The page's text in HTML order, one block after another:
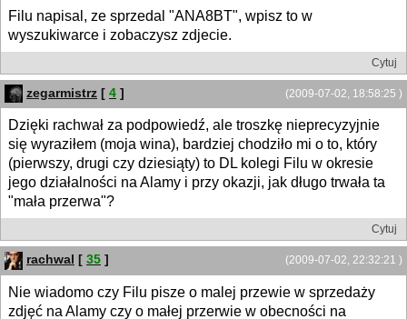
Filu napisal, ze sprzedal "ANA8BT", wpisz to w
wyszukiwarce i zobaczysz zdjecie.
Cytuj
(2009-07-02, 18:58:25 )
zegarmistrz [ 4 ]
Dzięki rachwał za podpowiedź, ale troszkę nieprecyzyjnie
się wyraziłem (moja wina), bardziej chodziło mi o to, który
(pierwszy, drugi czy dziesiąty) to DL kolegi Filu w okresie
jego działalności na Alamy i przy okazji, jak długo trwała ta
"mała przerwa"?
Cytuj
(2009-07-02, 22:32:21 )
rachwal [ 35 ]
Nie wiadomo czy Filu pisze o malej przewie w sprzedaży
zdjęć na Alamy czy o małej przerwie w obecności na